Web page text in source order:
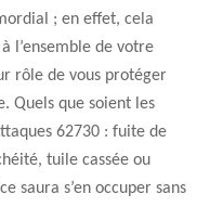
; en effet, cela
l’ensemble de votre
rôle de vous protéger
Quels que soient les
62730 : fuite de
tuile cassée ou
saura s’en occuper sans